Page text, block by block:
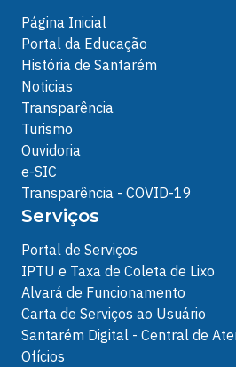
Página Inicial
Portal da Educação
História de Santarém
Noticias
Transparência
Turismo
Ouvidoria
e-SIC
Transparência - COVID-19
Serviços
Portal de Serviços
IPTU e Taxa de Coleta de Lixo
Alvará de Funcionamento
Carta de Serviços ao Usuário
Santarém Digital - Central de
Ofícios